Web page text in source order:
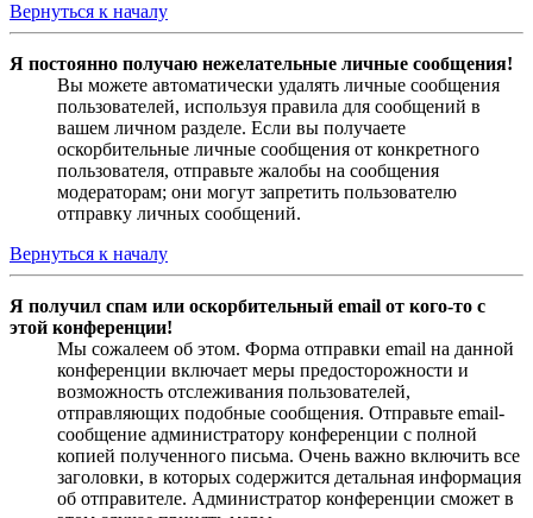
Вернуться к началу
Я постоянно получаю нежелательные личные сообщения!
Вы можете автоматически удалять личные сообщения
пользователей, используя правила для сообщений в
вашем личном разделе. Если вы получаете
оскорбительные личные сообщения от конкретного
пользователя, отправьте жалобы на сообщения
модераторам; они могут запретить пользователю
отправку личных сообщений.
Вернуться к началу
Я получил спам или оскорбительный email от кого-то с
этой конференции!
Мы сожалеем об этом. Форма отправки email на данной
конференции включает меры предосторожности и
возможность отслеживания пользователей,
отправляющих подобные сообщения. Отправьте email-
сообщение администратору конференции с полной
копией полученного письма. Очень важно включить все
заголовки, в которых содержится детальная информация
об отправителе. Администратор конференции сможет в